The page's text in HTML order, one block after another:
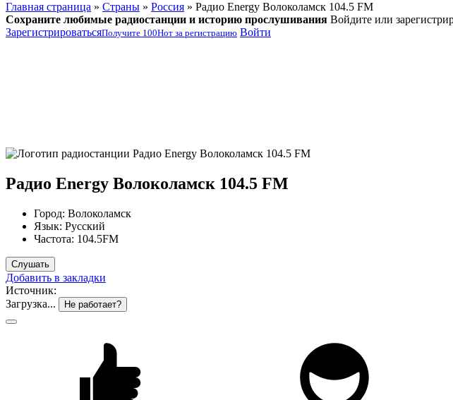
Главная страница » Страны » Россия » Радио Energy Волоколамск 104.5 FM
Сохраните любимые радиостанции и историю прослушивания Войдите или
ЗарегистрироватьсяПолучите 100Нот за регистрацию Войти
Радио Energy Волоколамск 104.5 FM
Город: Волоколамск
Язык: Русский
Частота: 104.5FM
Слушать
Добавить в закладки
Источник:
Загрузка...
Не работает?